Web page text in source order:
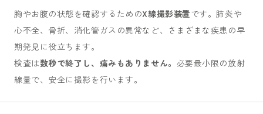
胸やお腹の状態を確認するためのX線撮影装置です。肺炎や
心不全、骨折、消化管ガスの異常など、さまざまな疾患の早
期発見に役立ちます。
検査は数秒で終了し、痛みもありません。 必要最小限の放射
線量で、安全に撮影を行います。